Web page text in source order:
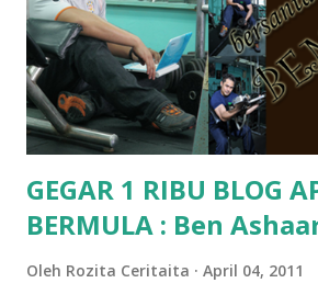
pun tak tau.. pengsan aku bila ingat
mungkin sebab abg long sendiri jenis
masalah dyslexia.. tapi minor la.. nanti la
dyslexia tu.. lepas tu kami buat
GEGAR 1 RIBU BLOG
BERMULA : Ben
Oleh Rozita Ceritaita April 04, 2011